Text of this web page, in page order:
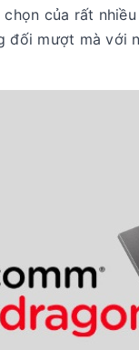
của rất
đối mượt mà với